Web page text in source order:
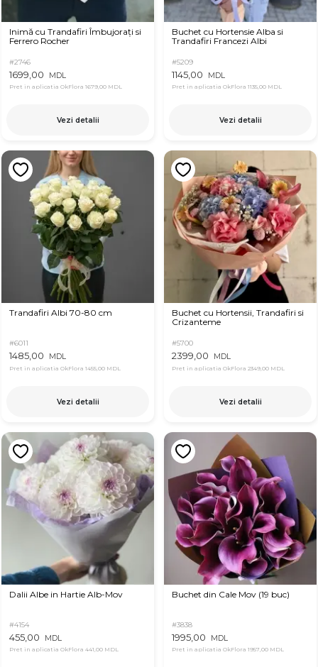
Inimă cu Trandafiri Îmbujorați si
Ferrero Rocher
#2746
1699,00 MDL
Pret in aplicatia OkFlora 1679,00 MDL
Vezi detalii
Buchet cu Hortensie Alba si
Trandafiri Francezi Albi
#5209
1145,00 MDL
Pret in aplicatia OkFlora 1135,00 MDL
Vezi detalii
Trandafiri Albi 70-80 cm
#6011
1485,00 MDL
Pret in aplicatia OkFlora 1455,00 MDL
Vezi detalii
Buchet cu Hortensii, Trandafiri si
Crizanteme
#5700
2399,00 MDL
Pret in aplicatia OkFlora 2349,00 MDL
Vezi detalii
Dalii Albe in Hartie Alb-Mov
#4154
455,00 MDL
Pret in aplicatia OkFlora 441,00 MDL
Buchet din Cale Mov (19 buc)
#3838
1995,00 MDL
Pret in aplicatia OkFlora 1957,00 MDL